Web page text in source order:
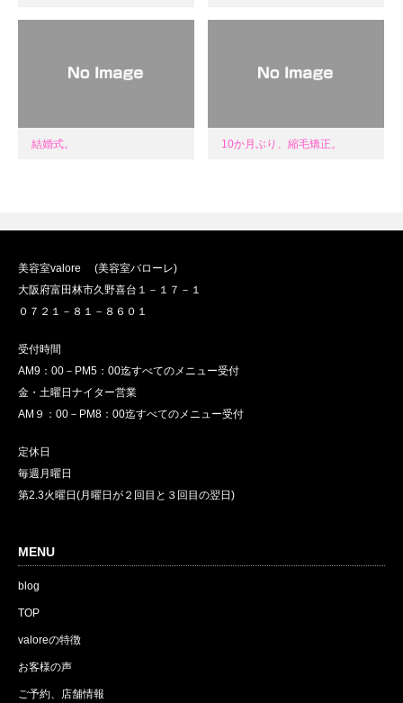
結婚式。 10か月ぶり、縮毛矯正。
美容室valore (美容室バローレ)
大阪府富田林市久野喜台１－１７－１
０７２１－８１－８６０１
受付時間
AM9：00－PM5：00迄すべてのメニュー受付
金・土曜日ナイター営業
AM９：00－PM8：00迄すべてのメニュー受付
定休日
毎週月曜日
第2.3火曜日(月曜日が２回目と３回目の翌日)
MENU
blog
TOP
valoreの特徴
お客様の声
ご予約、店舗情報